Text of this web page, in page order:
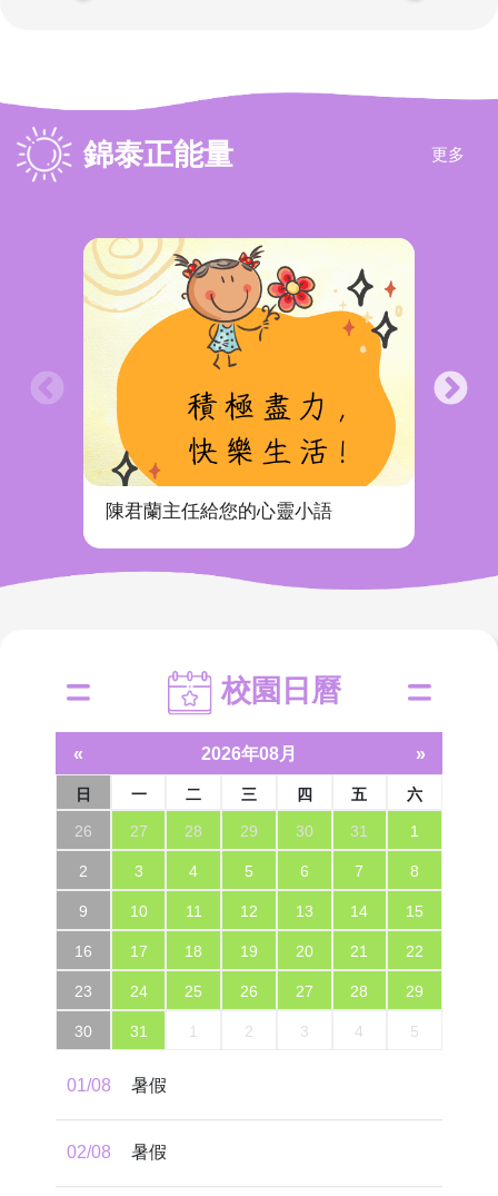
錦泰正能量 更多
陳君蘭主任給您的心靈小語
校園日曆
« 2026年08月 »
日 一 二 三 四 五 六
26 27 28 29 30 31 1
2 3 4 5 6 7 8
9 10 11 12 13 14 15
16 17 18 19 20 21 22
23 24 25 26 27 28 29
30 31 1 2 3 4 5
01/08 暑假
02/08 暑假